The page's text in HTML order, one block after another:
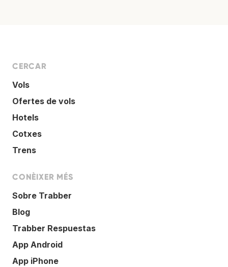
CERCAR
Vols
Ofertes de vols
Hotels
Cotxes
Trens
CONÈIXER MÉS
Sobre Trabber
Blog
Trabber Respuestas
App Android
App iPhone